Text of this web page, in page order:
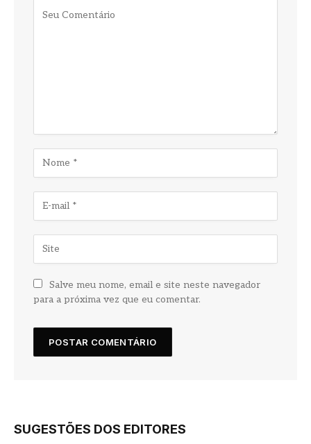
Salve meu nome, email e site neste navegador
para a próxima vez que eu comentar.
SUGESTÕES DOS EDITORES